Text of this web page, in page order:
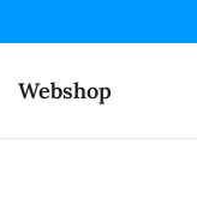
Webshop